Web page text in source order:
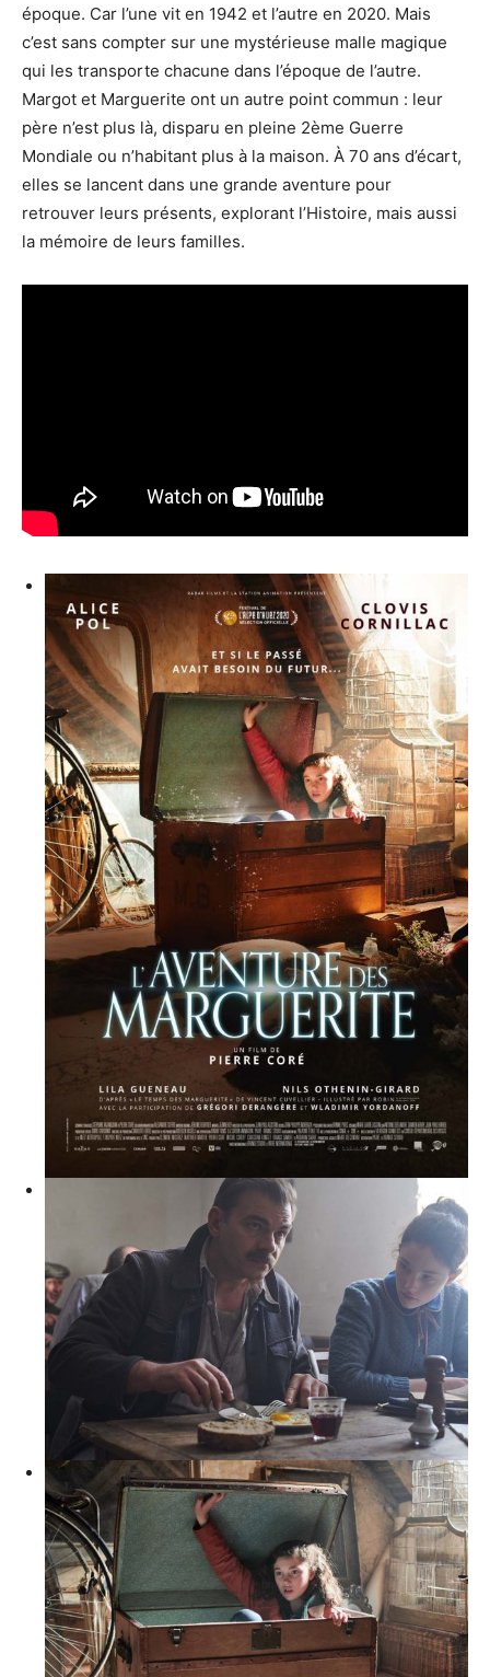
époque. Car l’une vit en 1942 et l’autre en 2020. Mais
c’est sans compter sur une mystérieuse malle magique
qui les transporte chacune dans l’époque de l’autre.
Margot et Marguerite ont un autre point commun : leur
père n’est plus là, disparu en pleine 2ème Guerre
Mondiale ou n’habitant plus à la maison. À 70 ans d’écart,
elles se lancent dans une grande aventure pour
retrouver leurs présents, explorant l’Histoire, mais aussi
la mémoire de leurs familles.